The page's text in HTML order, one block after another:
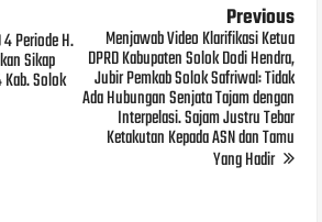
Periode H.
Sikap
Solok
Previous
Menjawab Video Klarifikasi Ketua
DPRD Kabupaten Solok Dodi Hendra,
Jubir Pemkab Solok Safriwal: Tidak
Ada Hubungan Senjata Tajam dengan
Interpelasi. Sajam Justru Tebar
Ketakutan Kepada ASN dan Tamu
Yang Hadir